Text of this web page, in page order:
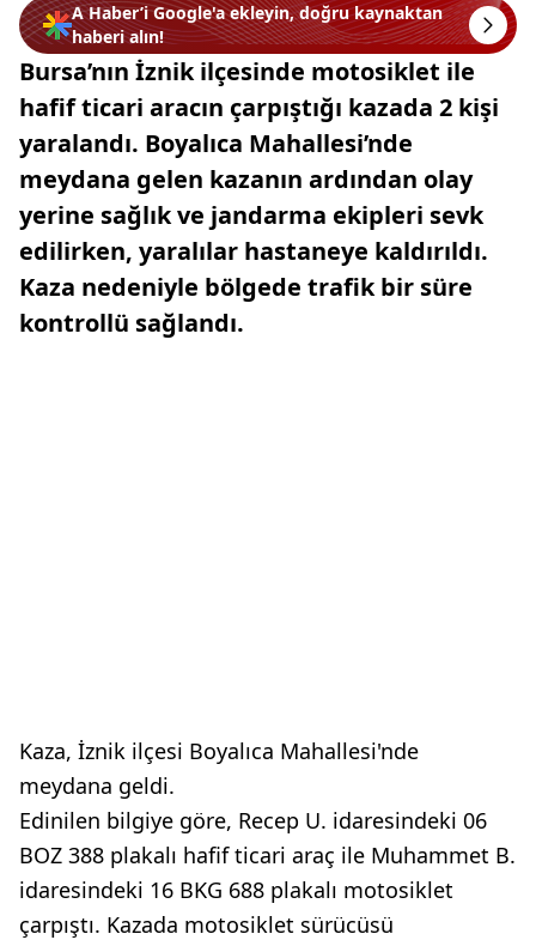
A Haber’i Google'a ekleyin, doğru kaynaktan
haberi alın!
Bursa’nın İznik ilçesinde motosiklet ile
hafif ticari aracın çarpıştığı kazada 2 kişi
yaralandı. Boyalıca Mahallesi’nde
meydana gelen kazanın ardından olay
yerine sağlık ve jandarma ekipleri sevk
edilirken, yaralılar hastaneye kaldırıldı.
Kaza nedeniyle bölgede trafik bir süre
kontrollü sağlandı.
Kaza, İznik ilçesi Boyalıca Mahallesi'nde
meydana geldi.
Edinilen bilgiye göre, Recep U. idaresindeki 06
BOZ 388 plakalı hafif ticari araç ile Muhammet B.
idaresindeki 16 BKG 688 plakalı motosiklet
çarpıştı. Kazada motosiklet sürücüsü